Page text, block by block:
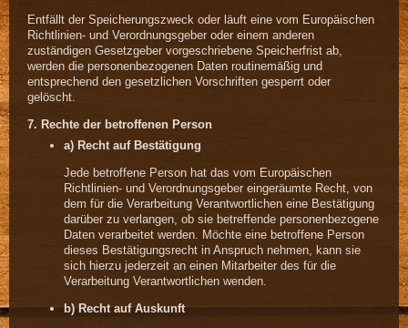
Entfällt der Speicherungszweck oder läuft eine vom Europäischen
Richtlinien- und Verordnungsgeber oder einem anderen
zuständigen Gesetzgeber vorgeschriebene Speicherfrist ab,
werden die personenbezogenen Daten routinemäßig und
entsprechend den gesetzlichen Vorschriften gesperrt oder
gelöscht.
7. Rechte der betroffenen Person
a) Recht auf Bestätigung
Jede betroffene Person hat das vom Europäischen
Richtlinien- und Verordnungsgeber eingeräumte Recht, von
dem für die Verarbeitung Verantwortlichen eine Bestätigung
darüber zu verlangen, ob sie betreffende personenbezogene
Daten verarbeitet werden. Möchte eine betroffene Person
dieses Bestätigungsrecht in Anspruch nehmen, kann sie
sich hierzu jederzeit an einen Mitarbeiter des für die
Verarbeitung Verantwortlichen wenden.
b) Recht auf Auskunft